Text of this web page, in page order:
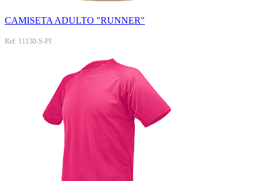
CAMISETA ADULTO "RUNNER"
Ref: 11130-S-PI